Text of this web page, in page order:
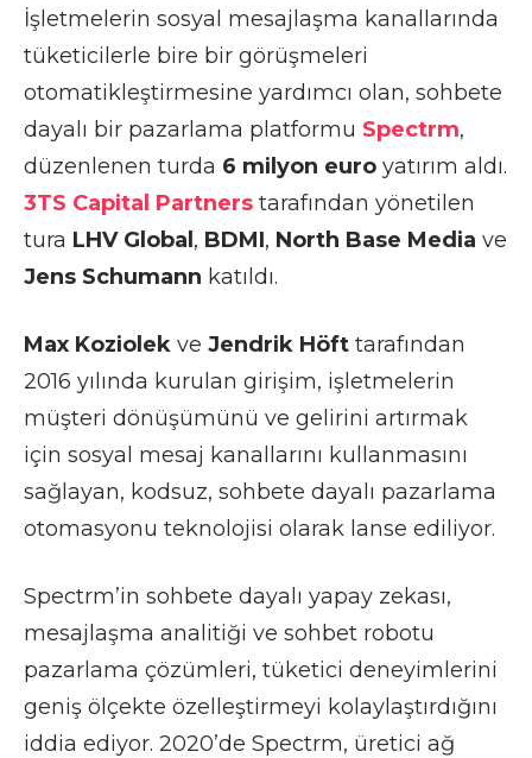
İşletmelerin sosyal mesajlaşma kanallarında
tüketicilerle bire bir görüşmeleri
otomatikleştirmesine yardımcı olan, sohbete
dayalı bir pazarlama platformu Spectrm,
düzenlenen turda 6 milyon euro yatırım aldı.
3TS Capital Partners tarafından yönetilen
tura LHV Global , BDMI, North Base Media ve
Jens Schumann katıldı.
Max Koziolek ve Jendrik Höft tarafından
2016 yılında kurulan girişim, işletmelerin
müşteri dönüşümünü ve gelirini artırmak
için sosyal mesaj kanallarını kullanmasını
sağlayan, kodsuz, sohbete dayalı pazarlama
otomasyonu teknolojisi olarak lanse ediliyor.
Spectrm’in sohbete dayalı yapay zekası,
mesajlaşma analitiği ve sohbet robotu
pazarlama çözümleri, tüketici deneyimlerini
geniş ölçekte özelleştirmeyi kolaylaştırdığını
iddia ediyor. 2020’de Spectrm, üretici ağ